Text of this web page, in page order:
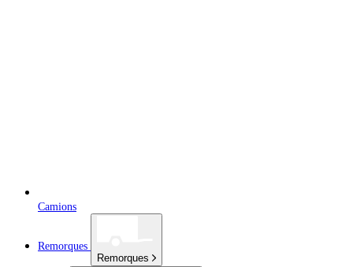
Camions
Remorques
Remorques